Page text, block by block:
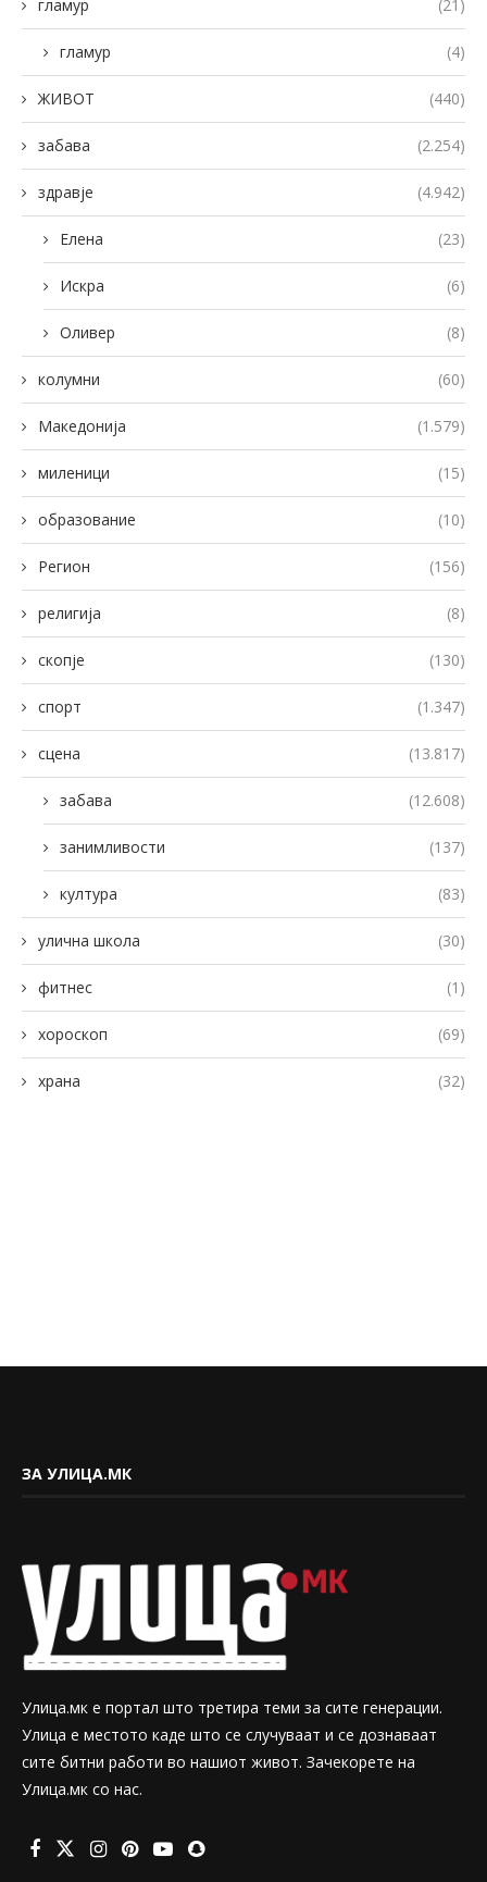
гламур (21)
гламур (4)
ЖИВОТ (440)
забава (2.254)
здравје (4.942)
Елена (23)
Искра (6)
Оливер (8)
колумни (60)
Македонија (1.579)
миленици (15)
образование (10)
Регион (156)
религија (8)
скопје (130)
спорт (1.347)
сцена (13.817)
забава (12.608)
занимливости (137)
култура (83)
улична школа (30)
фитнес (1)
хороскоп (69)
храна (32)
ЗА УЛИЦА.МК
Улица.мк е портал што третира теми за сите генерации.
Улица е местото каде што се случуваат и се дознаваат
сите битни работи во нашиот живот. Зачекорете на
Улица.мк со нас.